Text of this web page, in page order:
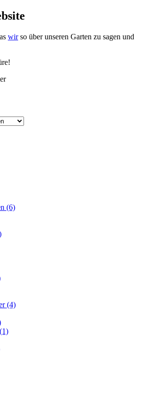
wirso über unse­ren Gar­ten zu sagen und
(6)
(4)
(1)